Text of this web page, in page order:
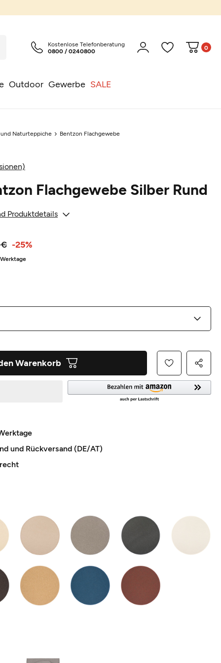
Outdoor Gewerbe SALE
Kostenlose Telefonberatung
0800 / 0240800
0
und Naturteppiche Bentzon Flachgewebe
Flachgewebe Silber Rund
Produktdetails
€ -25%
Warenkorb
und Rückversand (DE/AT)